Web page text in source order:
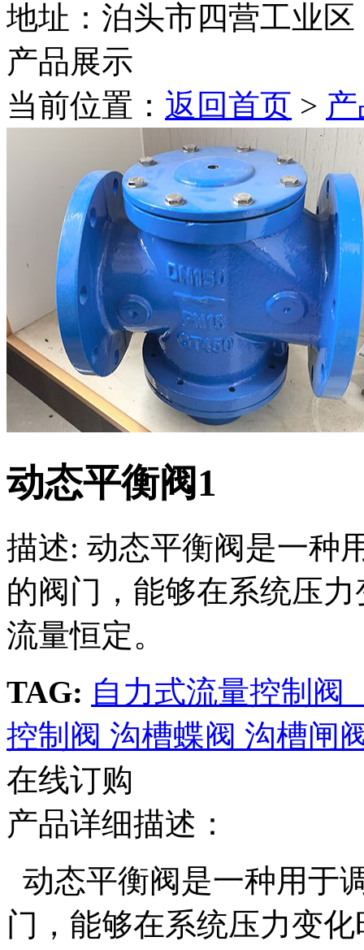
地址：泊头市四营工业区
产品展示
当前位置： 返回首页 >
动态平衡阀1
描述: 动态平衡阀是一种
的阀门，能够在系统压
流量恒定。
TAG: 自力式流量控制阀
控制阀 沟槽蝶阀 沟槽闸
在线订购
产品详细描述：
动态平衡阀是一种用于
门，能够在系统压力变